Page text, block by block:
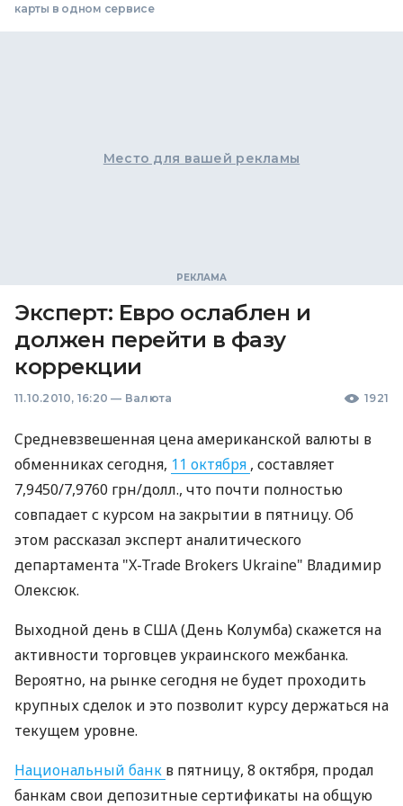
карты в одном сервисе
Место для вашей рекламы
Эксперт: Евро ослаблен и
должен перейти в фазу
коррекции
11.10.2010, 16:20 — Валюта 1921
Cредневзвешенная цена американской валюты в
обменниках сегодня, 11 октября , составляет
7,9450/7,9760 грн/долл., что почти полностью
совпадает с курсом на закрытии в пятницу. Об
этом рассказал эксперт аналитического
департамента "X-Trade Brokers Ukraine" Владимир
Олексюк.
Выходной день в США (День Колумба) скажется на
активности торговцев украинского межбанка.
Вероятно, на рынке сегодня не будет проходить
крупных сделок и это позволит курсу держаться на
текущем уровне.
Национальный банк в пятницу, 8 октября, продал
банкам свои депозитные сертификаты на общую